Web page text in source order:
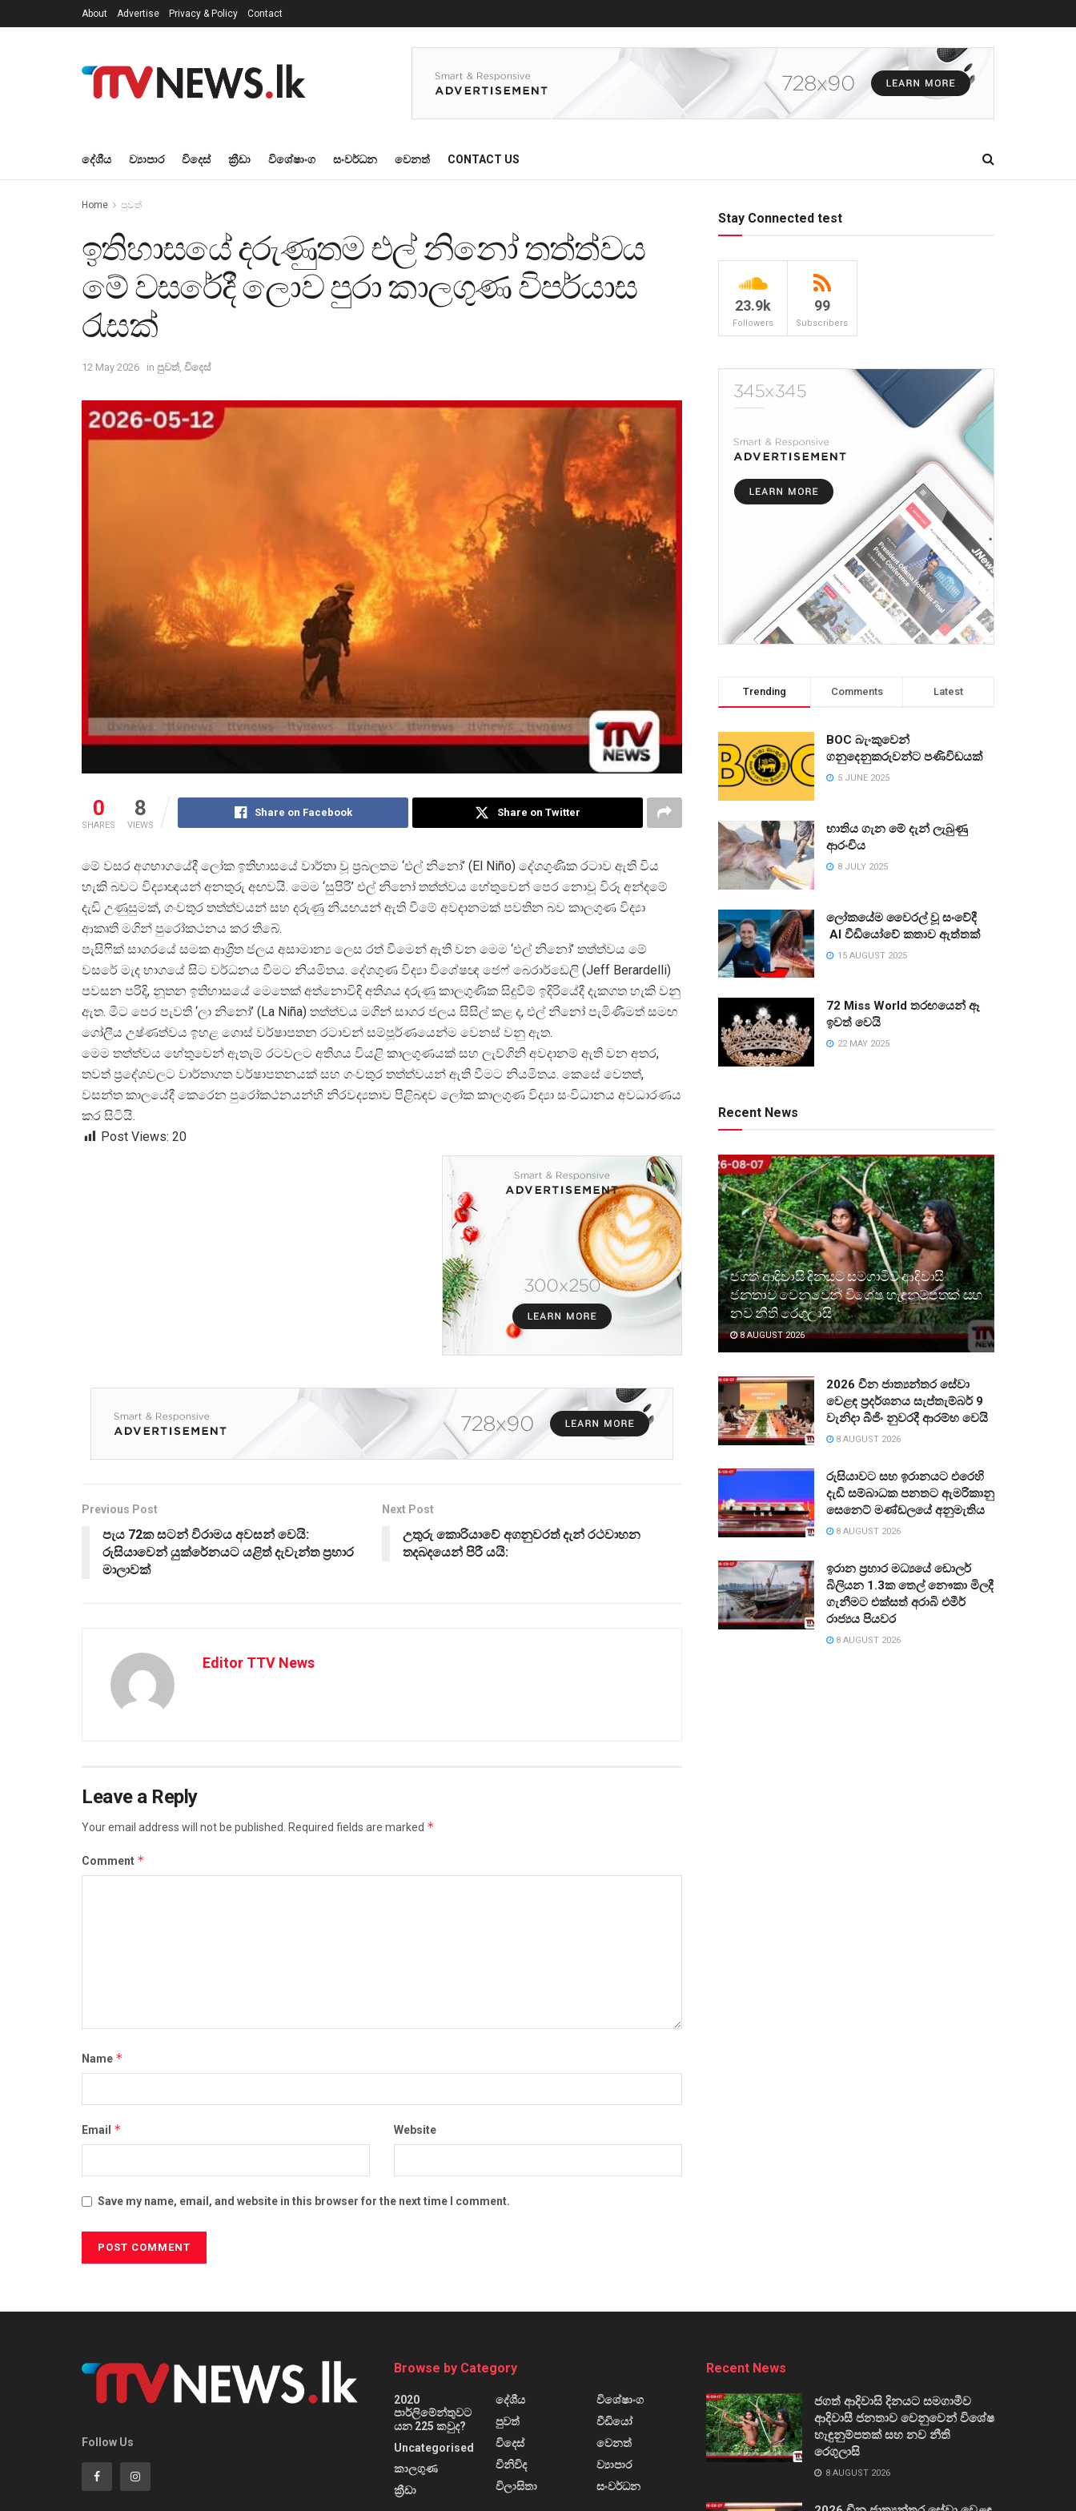
About Advertise Privacy & Policy Contact
දේශීය ව්‍යාපාර විදෙස් ක්‍රීඩා විශේෂාංග සංවර්ධන වෙනත් CONTACT US
Home පුවත්
ඉතිහාසයේ දරුණුතම එල් නිනෝ තත්ත්වය
මේ වසරේදී ලොව පුරා කාලගුණ විපර්යාස
රැසක්
12 May 2026 in පුවත් විදෙස්
0
SHARES
8
VIEWS
Share on Facebook Share on Twitter
මේ වසර අගභාගයේදී ලෝක ඉතිහාසයේ වාර්තා වූ ප්රබලතම ‘එල් නිනෝ’ (El Niño) දේශගුණික රටාව ඇති විය
හැකි බවට විද්යාඥයන් අනතුරු අඟවයි. මෙම ‘සුපිරි’ එල් නිනෝ තත්ත්වය හේතුවෙන් පෙර නොවූ විරූ අන්දමේ
දැඩි උණුසුමක්, ගංවතුර තත්ත්වයන් සහ දරුණු නියඟයන් ඇති වීමේ අවදානමක් පවතින බව කාලගුණ විද්
ආකෘති මගින් පුරෝකථනය කර තිබේ.
පැසිෆික් සාගරයේ සමක ආශ්රිත ජලය අසාමාන් ය ලෙස රත් වීමෙන් ඇති වන මෙම ‘එල් නිනෝ’ තත්ත්වය මේ
වසරේ මැද භාගයේ සිට වර්ධනය වීමට නියමිතය. දේශගුණ විද් යා විශේෂඥ ජෙෆ් බෙරාර්ඩෙලි (Jeff Berardelli)
පවසන පරිදි, නූතන ඉතිහාසයේ මෙතෙක් අත්නොවිඳි අතිශය දරුණු කාලගුණික සිදුවීම් ඉදිරියේදී දැකගත හැකි වනු
ඇත. මීට පෙර පැවති ‘ලා නිනෝ’ (La Niña) තත්ත්වය මගින් සාගර ජලය සිසිල් කළ ද, එල් නිනෝ පැමිණීමත් සමඟ
ගෝලීය උෂ්ණත්වය ඉහළ ගොස් වර්ෂාපතන රටාවන් සම්පූර්ණයෙන්ම වෙනස් වනු ඇත.
මෙම තත්ත්වය හේතුවෙන් ඇතැම් රටවලට අතිශය වියළි කාලගුණයක් සහ ලැව්ගිනි අවදානම් ඇති වන අතර,
තවත් ප්රදේශවලට වාර්තාගත වර්ෂාපතනයක් සහ ගංවතුර තත්ත්වයන් ඇති වීමට නියමිතය. කෙසේ වෙතත්,
වසන්ත කාලයේදී කෙරෙන පුරෝකථනයන්හි නිරවද්යතාව පිළිබඳව ලෝක කාලගුණ විද් යා සංවිධානය අවධාරණය
කර සිටියි.
Post Views: 20
Previous Post
පැය 72ක සටන් විරාමය අවසන් වෙයි:
රුසියාවෙන් යුක්රේනයට යළිත් දැවැන්ත ප්‍රහාර
මාලාවක්
Next Post
උතුරු කොරියාවේ අගනුවරත් දැන් රථවාහන
තදබදයෙන් පිරී යයි:
Editor TTV News
Leave a Reply
Your email address will not be published. Required fields are marked *
Comment *
Name *
Email * Website
Save my name, email, and website in this browser for the next time I comment.
Stay Connected test
23.9k
Followers
99
Subscribers
Trending Comments Latest
BOC බැංකුවෙන්
ගනුදෙනුකරුවන්ට පණිවිඩයක්
5 JUNE 2025
භාතිය ගැන මේ දැන් ලැබුණු
ආරංචිය
8 JULY 2025
ලෝකයේම වෛරල් වූ සංවේදී
AI වීඩියෝවේ කතාව ඇත්තක්
15 AUGUST 2025
72 Miss World තරඟයෙන් ඈ
ඉවත් වෙයි
22 MAY 2025
Recent News
ජගත් ආදිවාසි දිනයට සමගාමීව ආදිවාසී
ජනතාව වෙනුවෙන් විශේෂ හැඳුනුම්පතක් සහ
නව නීති රෙගුලාසි
8 AUGUST 2026
2026 චීන ජාත්‍යන්තර සේවා
වෙළඳ ප්‍රදර්ශනය සැප්තැම්බර් 9
වැනිදා බීජිං නුවරදී ආරම්භ වෙයි
8 AUGUST 2026
රුසියාවට සහ ඉරානයට එරෙහි
දැඩි සම්බාධක පනතට ඇමරිකානු
සෙනෙට් මණ්ඩලයේ අනුමැතිය
8 AUGUST 2026
ඉරාන ප්‍රහාර මධ්‍යයේ ඩොලර්
බිලියන 1.3ක තෙල් නෞකා මිලදී
ගැනීමට එක්සත් අරාබි එමීර්
රාජ්‍යය පියවර
8 AUGUST 2026
Follow Us
Browse by Category
2020
පාර්ලිමේන්තුවට
යන 225 කවුද?
Uncategorised
කාලගුණ
ක්‍රීඩා
දේශීය
පුවත්
විදෙස්
විනිවිද
විලාසිතා
විශේෂාංග
වීඩියෝ
වෙනත්
ව්‍යාපාර
සංවර්ධන
Recent News
ජගත් ආදිවාසි දිනයට සමගාමීව
ආදිවාසී ජනතාව වෙනුවෙන් විශේෂ
හැඳුනුම්පතක් සහ නව නීති
රෙගුලාසි
8 AUGUST 2026